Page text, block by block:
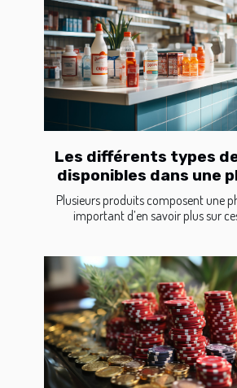
Les différents types
disponibles dans une
Plusieurs produits composent une
important d’en savoir plus sur